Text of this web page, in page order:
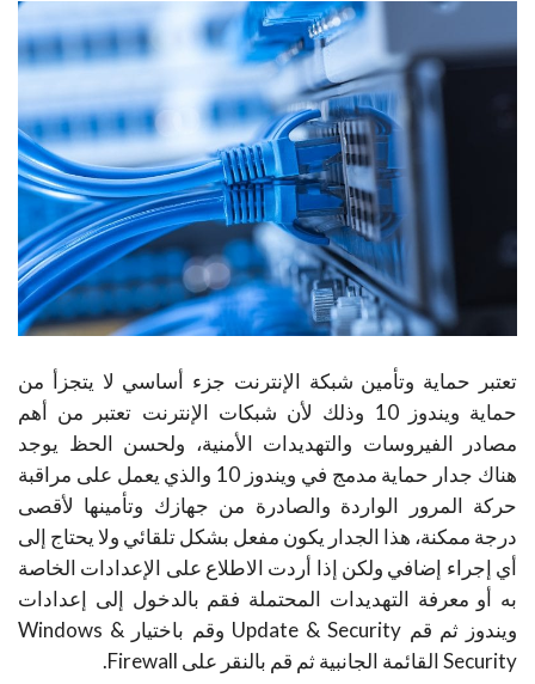
تعتبر حماية وتأمين شبكة الإنترنت جزء أساسي لا يتجزأ من
حماية ويندوز 10 وذلك لأن شبكات الإنترنت تعتبر من أهم
مصادر الفيروسات والتهديدات الأمنية، ولحسن الحظ يوجد
هناك جدار حماية مدمج في ويندوز 10 والذي يعمل على مراقبة
حركة المرور الواردة والصادرة من جهازك وتأمينها لأقصى
درجة ممكنة، هذا الجدار يكون مفعل بشكل تلقائي ولا يحتاج إلى
أي إجراء إضافي ولكن إذا أردت الاطلاع على الإعدادات الخاصة
به أو معرفة التهديدات المحتملة فقم بالدخول إلى إعدادات
ويندوز ثم قم Update & Security وقم باختيار Windows &
Security القائمة الجانبية ثم قم بالنقر على Firewall.